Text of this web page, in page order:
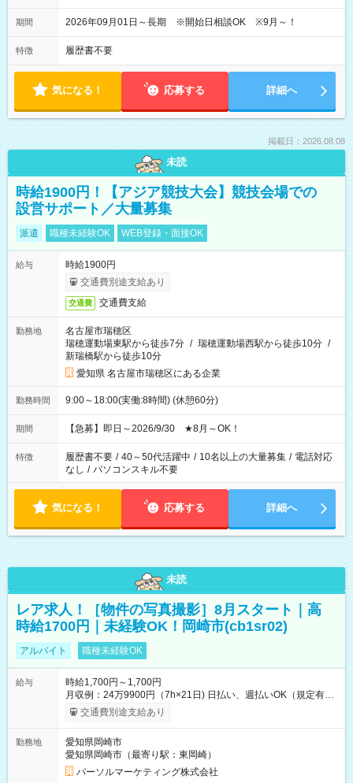
期間 2026年09月01日～長期 ※開始日相談OK ※9月～！
特徴 履歴書不要
気になる！ 応募する 詳細へ
掲載日：2026.08.08
未読
時給1900円！【アジア競技大会】競技会場での
設営サポート／大量募集
派遣 職種未経験OK WEB登録・面接OK
給与
時給1900円
交通費別途支給あり
交通費 交通費支給
勤務地
名古屋市瑞穂区
瑞穂運動場東駅から徒歩7分 / 瑞穂運動場西駅から徒歩10分 /
新瑞橋駅から徒歩10分
愛知県 名古屋市瑞穂区にある企業
勤務時間 9:00～18:00(実働:8時間) (休憩60分)
期間 【急募】即日～2026/9/30 ★8月～OK！
特徴 履歴書不要 / 40～50代活躍中 / 10名以上の大量募集 / 電話対応
なし / パソコンスキル不要
気になる！ 応募する 詳細へ
未読
レア求人！［物件の写真撮影］8月スタート｜高
時給1700円｜未経験OK！岡崎市(cb1sr02)
アルバイト 職種未経験OK
給与
時給1,700円～1,700円
月収例：24万9900円（7h×21日) 日払い、週払いOK（規定有
り） 【試用期間】試用期間なし
交通費別途支給あり
勤務地
愛知県岡崎市
愛知県岡崎市（最寄り駅：東岡崎）
パーソルマーケティング株式会社